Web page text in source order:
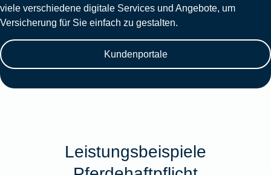
viele verschiedene digitale Services und Angebote, um
Versicherung für Sie einfach zu gestalten.
Kundenportale
Leistungsbeispiele